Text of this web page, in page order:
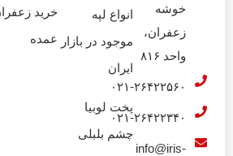
خوشه
زعفران،
واحد ۸۱۶
۰۲۱-۲۶۴۲۲۵۶۰
۰۲۱-۲۶۴۲۲۳۴۰
info@iris-
انواع لپه
موجود در بازار
ایران
پخت لوبیا
چشم بلبلی
خرید
عمده